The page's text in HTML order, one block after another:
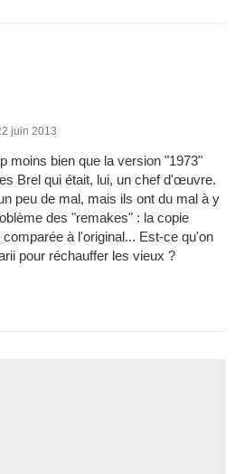
juin 2013
moins bien que la version "1973"
Brel qui était, lui, un chef d'œuvre.
peu de mal, mais ils ont du mal à y
des "remakes" : la copie
à l'original... Est-ce qu'on
pour réchauffer les vieux ?